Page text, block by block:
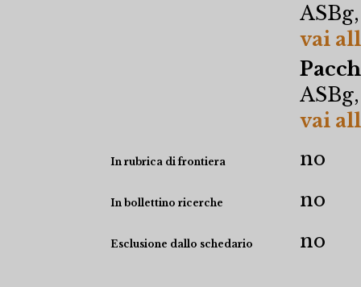
vai
vai
In rubrica di frontiera no
In bollettino ricerche no
Esclusione dallo schedario no